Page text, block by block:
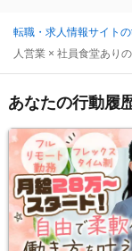
転職・求人情報サイト
人営業 × 社員食堂あり
あなたの行動履